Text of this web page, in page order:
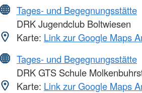
Tages- und Begegnungsstätte
DRK Jugendclub Boltwiesen
Karte: Link zur Google Maps
Tages- und Begegnungsstätte
DRK GTS Schule
Karte: Link zur Google Maps